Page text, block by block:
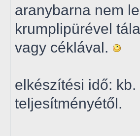
aranybarna nem
krumplipürével
vagy céklával.
elkészítési idő:
teljesítményétől.